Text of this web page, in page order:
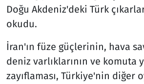
Doğu Akdeniz'deki Türk
okudu.
İran'ın füze güçlerinin, hava
deniz varlıklarının ve komuta
zayıflaması, Türkiye'nin diğer